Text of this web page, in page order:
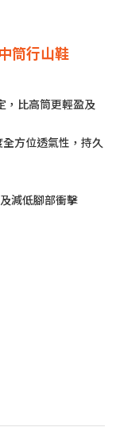
筒行山鞋
，比高筒更輕盈及
方位透氣性，持久
減低腳部衝擊